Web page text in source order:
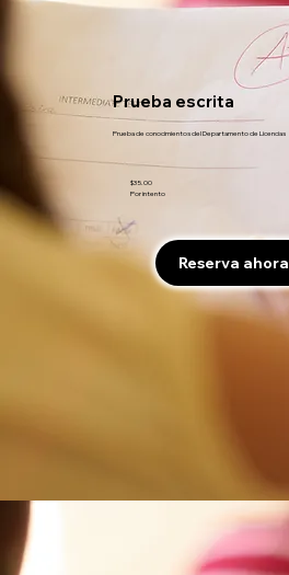
Prueba escrita
Prueba de conocimientos del Departamento de Licencias
$35.00
Por intento
Reserva ahora